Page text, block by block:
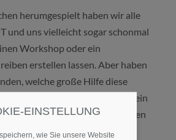
herumgespielt haben wir alle
und uns vielleicht sogar schonmal
Workshop oder ein
erstellen lassen. Aber haben
welche große Hilfe diese
KI-Tools im Arbeitsalltag sein
sie uns verschaffen
Interview räumt KI-Stratege
EINSTELLUNG
wie Sie unsere Website